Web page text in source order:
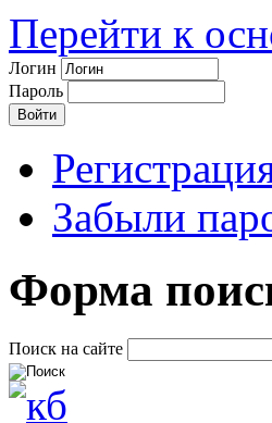
Перейти к
Логин
Пароль
Забыли
Форма
Поиск на сайте